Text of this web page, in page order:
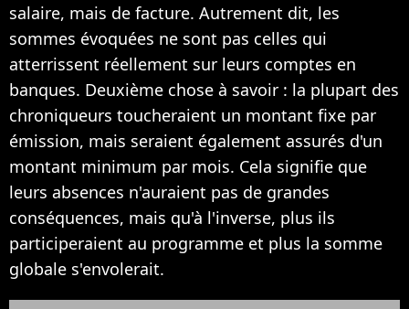
salaire, mais de facture. Autrement dit, les
sommes évoquées ne sont pas celles qui
atterrissent réellement sur leurs comptes en
banques. Deuxième chose à savoir : la plupart des
chroniqueurs toucheraient un montant fixe par
émission, mais seraient également assurés d'un
montant minimum par mois. Cela signifie que
leurs absences n'auraient pas de grandes
conséquences, mais qu'à l'inverse, plus ils
participeraient au programme et plus la somme
globale s'envolerait.